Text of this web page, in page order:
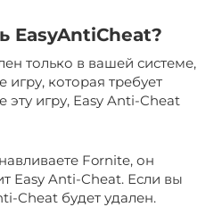
EasyAntiCheat?
только в вашей системе,
игру, которая требует
эту игру, Easy Anti-Cheat
Fornite, он
Easy Anti-Cheat. Если вы
Cheat будет удален.